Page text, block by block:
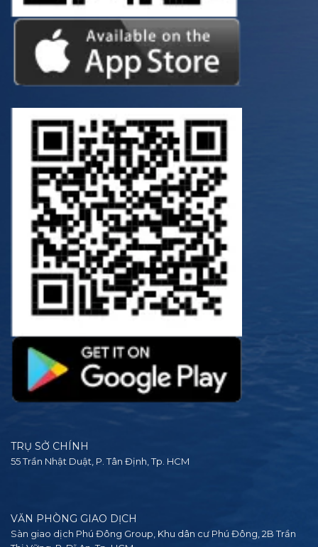
TRỤ SỞ CHÍNH
55 Trần Nhật Duật, P. Tân Định, Tp. HCM
VĂN PHÒNG GIAO DỊCH
Sàn giao dịch Phú Đông Group, Khu dân cư Phú Đông, 2B Trần